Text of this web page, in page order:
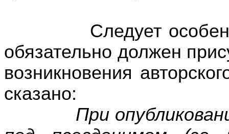
Следует особенно
обязательно должен
возникновения
сказано:
При опубликовании